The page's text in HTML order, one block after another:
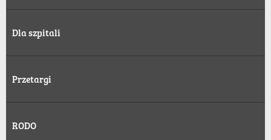
Dla szpitali
Przetargi
RODO